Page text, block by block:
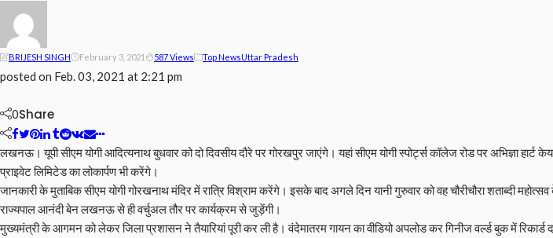
BRIJESH SINGH February 3, 2021 587 Views Top NewsUttar Pradesh
posted on Feb. 03, 2021 at 2:21 pm
0Share
लखनऊ। यूपी सीएम योगी आदित्यनाथ बुधवार को दो दिवसीय दौरे पर गोरखपुर जाएंगे। यहां सीएम योगी स्पोर्ट्स कॉलेज रोड पर अभिज्ञा हार्ट
प्राइवेट लिमिटेड का लोकार्पण भी करेंगे।
जानकारी के मुताबिक सीएम योगी गोरखनाथ मंदिर में रात्रि विश्राम करेंगे। इसके बाद अगले दिन यानी गुरुवार को वह चौरीचौरा शताब्दी
राज्यपाल आनंदी बेन लखनऊ से ही वर्चुअल तौर पर कार्यक्रम से जुड़ेंगी।
मुख्यमंत्री के आगमन को लेकर जिला प्रशासन ने तैयारियां पूरी कर ली है। वंदेमातरम गायन का वीडियो अपलोड कर गिनीज वर्ल्ड बुक में रिकार्ड